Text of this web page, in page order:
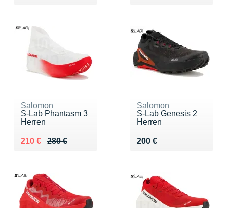
Salomon
S-Lab Phantasm 3
Herren
280 €
Au lieu de 280 €
210 €
Vendu 210 €
Salomon
S-Lab Genesis 2
Herren
200 €
Vendu 200 €